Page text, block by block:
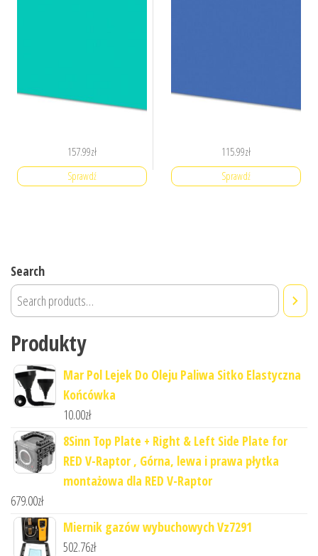
157.99zł
Sprawdź
115.99zł
Sprawdź
Search
Produkty
Mar Pol Lejek Do Oleju Paliwa Sitko Elastyczna
Końcówka
10.00zł
8Sinn Top Plate + Right & Left Side Plate for
RED V-Raptor , Górna, lewa i prawa płytka
montażowa dla RED V-Raptor
679.00zł
Miernik gazów wybuchowych Vz7291
502.76zł